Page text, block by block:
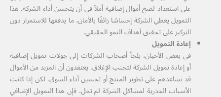
على استعداد لضخ أموال إضافية أملاً في أن يتحسن أداء الشركة. هذا
التمويل يعطي الشركة إحساسًا زائفًا بالأمان، ما يدفعها للاستمرار دون
التركيز على تحقيق أهداف النمو الحقيقي.
إعادة التمويل
في بعض الأحيان، يلجأ أصحاب الشركات إلى جولات تمويل إضافية
أو إعادة تمويل الشركة لتجنب الإغلاق. يعتقدون أن المزيد من الأموال
قد يساعدهم على تطوير المنتج أو تحسين أداء السوق. لكن إذا كانت
الأسباب الجذرية لمشاكل الشركة لم تحل، فإن هذا التمويل الإضافي